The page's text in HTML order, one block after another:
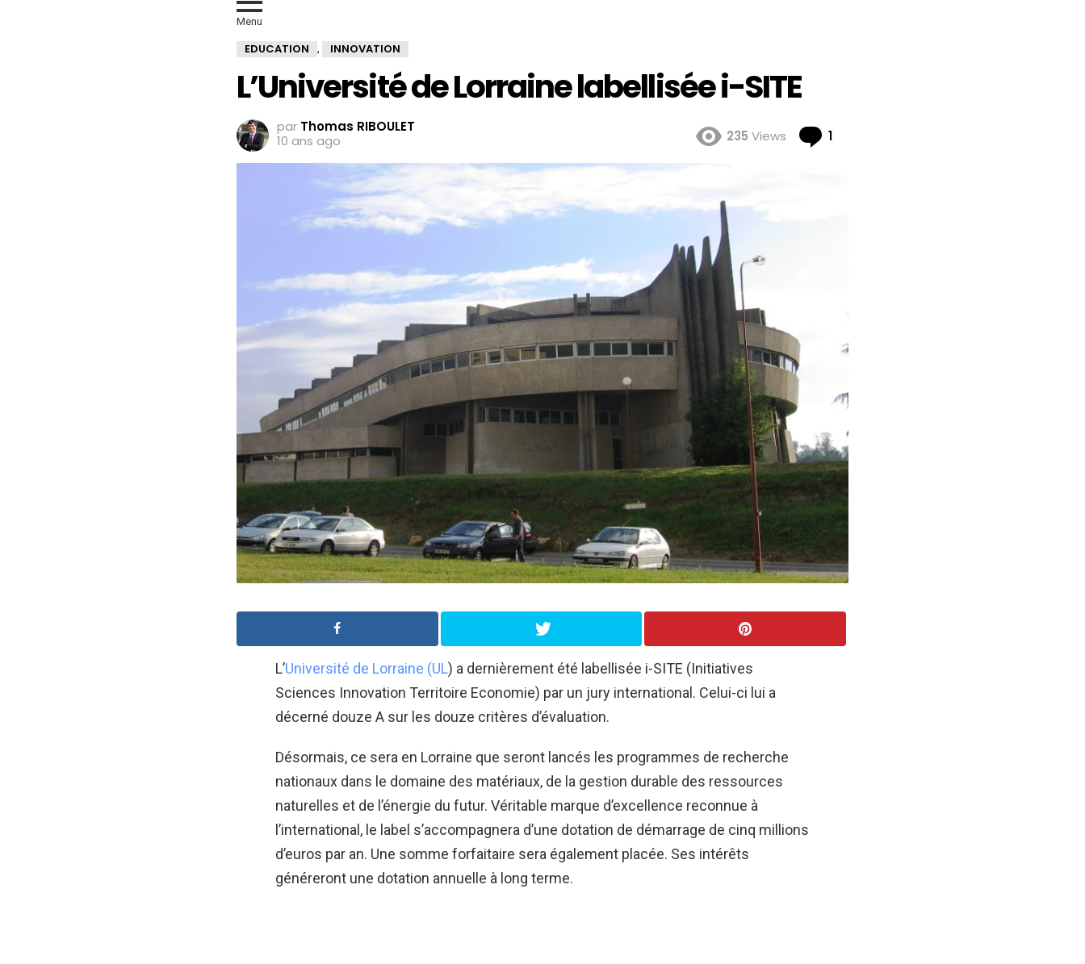
Menu
EDUCATION , INNOVATION
L’Université de Lorraine labellisée i-SITE
par Thomas RIBOULET
10 ans ago
235 Views 1
L’Université de Lorraine (UL) a dernièrement été labellisée i-SITE (Initiatives
Sciences Innovation Territoire Economie) par un jury international. Celui-ci lui a
décerné douze A sur les douze critères d’évaluation.
Désormais, ce sera en Lorraine que seront lancés les programmes de recherche
nationaux dans le domaine des matériaux, de la gestion durable des ressources
naturelles et de l’énergie du futur. Véritable marque d’excellence reconnue à
l’international, le label s’accompagnera d’une dotation de démarrage de cinq millions
d’euros par an. Une somme forfaitaire sera également placée. Ses intérêts
généreront une dotation annuelle à long terme.